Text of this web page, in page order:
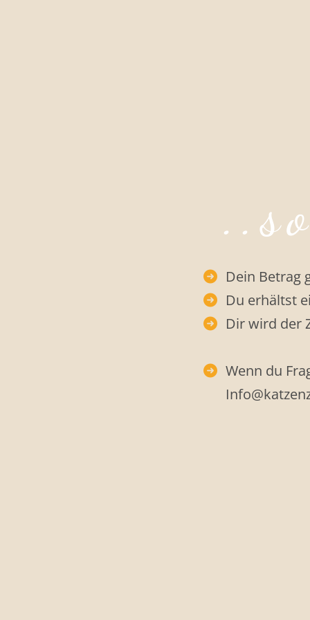
Dein Betrag
Du erhältst
Dir wird der
Wenn du